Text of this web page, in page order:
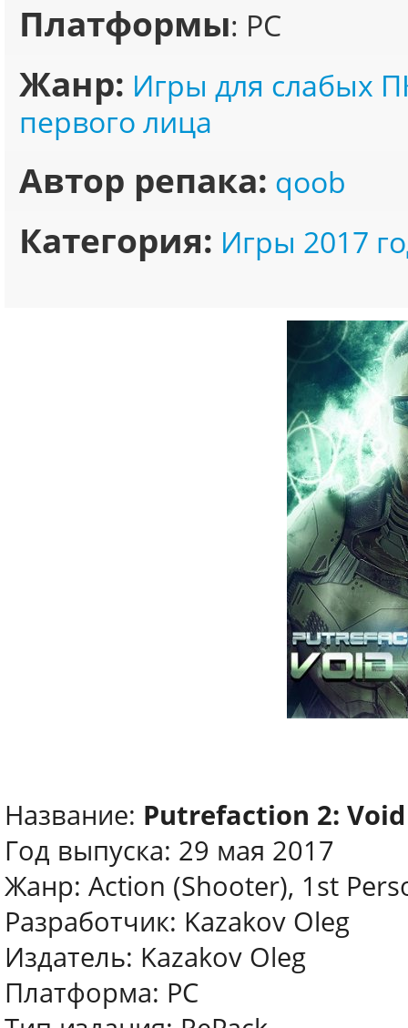
Платформы: PC
Жанр: Игры для слабых
первого лица
Автор репака: qoob
Категория: Игры 2017
Название: Putrefaction 2:
Год выпуска: 29 мая 2017
Жанр: Action (Shooter), 1st
Разработчик: Kazakov Oleg
Издатель: Kazakov Oleg
Платформа: PC